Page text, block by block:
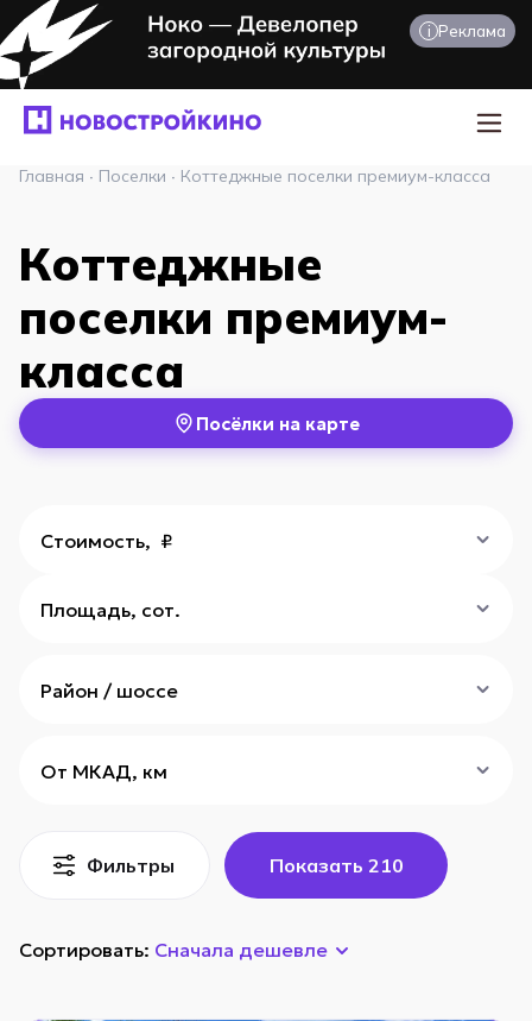
i Реклама
Главная · Поселки · Коттеджные поселки премиум-класса
Коттеджные
поселки премиум-
класса
Посёлки на карте
Стоимость, ₽
Площадь, сот.
Район / шоссе
От МКАД, км
Фильтры Показать 210
Сортировать: Сначала дешевле